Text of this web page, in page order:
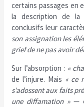
certains passages en
la description de la
conclusifs leur
son assignation les
grief de ne pas avoir
Sur l’absorption : «
de l’injure. Mais « ce
s’adossent aux faits
une diffamation »—